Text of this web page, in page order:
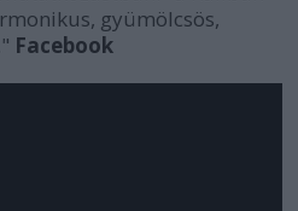
gyümölcsös,
Facebook